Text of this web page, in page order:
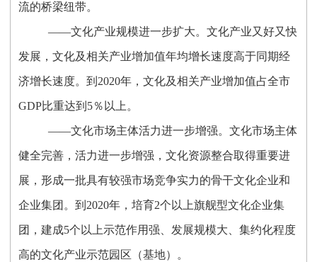
流的桥梁纽带。
——文化产业规模进一步扩大。文化产业又好又快
发展，文化及相关产业增加值年均增长速度高于同期经
济增长速度。到2020年，文化及相关产业增加值占全市
GDP比重达到5％以上。
——文化市场主体活力进一步增强。文化市场主体
健全完善，活力进一步增强，文化资源整合取得重要进
展，形成一批具有较强市场竞争实力的骨干文化企业和
企业集团。到2020年，培育2个以上旗舰型文化企业集
团，建成5个以上示范作用强、发展规模大、集约化程度
高的文化产业示范园区（基地）。